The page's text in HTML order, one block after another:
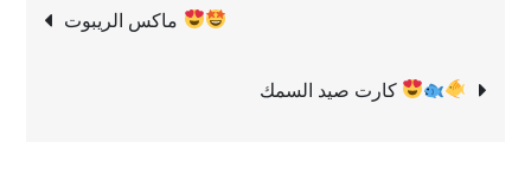
كارت صيد السمك